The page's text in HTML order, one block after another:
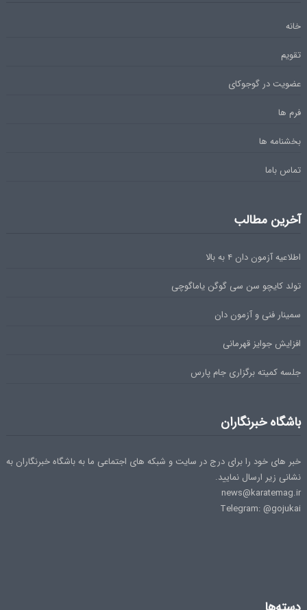
خانه
تقویم
عضویت در گوجوکای
فرم ها
بخشنامه ها
تماس باما
آخرین مطالب
اطلاعیه آزمون دان ۴ به بالا
تولد کایچو سن سی گوگن یاماگوچی
سمینار فنی و آزمون دان
افزایش جوایز قهرمانی
جلسه کمیته برگزاری جام پارس
باشگاه خبرنگاران
خبر های خود را برای درج در سایت و شبکه های اجتماعی ما به باشگاه خبرنگاران به
نشانی زیر ارسال نمایید.
news@karatemag.ir
Telegram: @gojukai